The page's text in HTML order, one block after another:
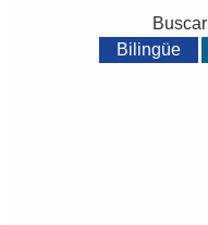
Buscar
Bilingüe